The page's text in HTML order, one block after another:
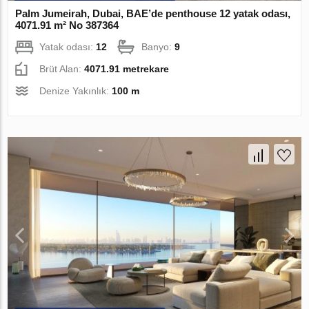
Palm Jumeirah, Dubai, BAE’de penthouse 12 yatak odası,
4071.91 m² No 387364
Yatak odası:12 Banyo:9
Brüt Alan:4071.91 metrekare
Denize Yakınlık:100 m